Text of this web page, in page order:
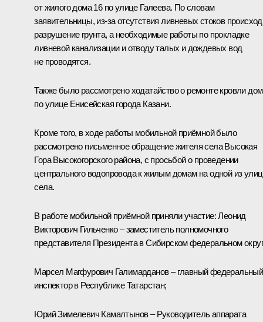
от жилого дома 16 по улице Галеева. По словам
заявительницы, из‑за отсутствия ливневых стоков
разрушение грунта, а необходимые работы по прокладке
ливневой канализации и отводу талых и дождевых вод
не проводятся.
Также было рассмотрено ходатайство о ремонте кровли
по улице Енисейская города Казани.
Кроме того, в ходе работы мобильной приёмной было
рассмотрено письменное обращение жителя села Высокая
Гора Высокогорского района, с просьбой о проведении
центрального водопровода к жилым домам на одной из улиц
села.
В работе мобильной приёмной приняли участие: Леонид
Викторович Гильченко – заместитель полномочного
представителя Президента в Сибирском федеральном
Марсел Магфурович Галимарданов – главный федеральный
инспектор в Республике Татарстан;
Юрий Зимелевич Камалтынов – Руководитель аппарата